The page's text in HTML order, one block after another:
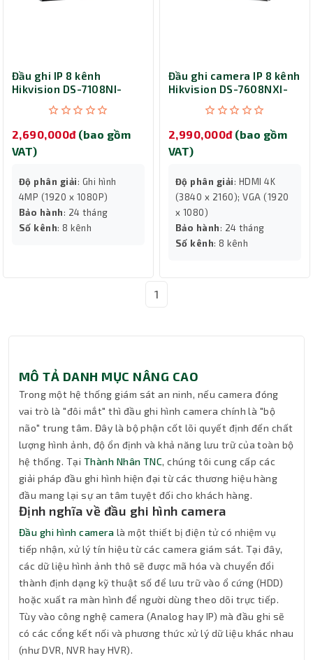
Đầu ghi IP 8 kênh
Hikvision DS-7108NI-
2,690,000đ (bao gồm
VAT)
Độ phân giải: Ghi hình
4MP (1920 x 1080P)
Bảo hành: 24 tháng
Số kênh: 8 kênh
Đầu ghi camera IP 8 kênh
Hikvision DS-7608NXI-
2,990,000đ (bao gồm
VAT)
Độ phân giải: HDMI 4K
(3840 x 2160); VGA (1920
x 1080)
Bảo hành: 24 tháng
Số kênh: 8 kênh
1
MÔ TẢ DANH MỤC NÂNG CAO
Trong một hệ thống giám sát an ninh, nếu camera đóng
vai trò là "đôi mắt" thì đầu ghi hình camera chính là "bộ
não" trung tâm. Đây là bộ phận cốt lõi quyết định đến chất
lượng hình ảnh, độ ổn định và khả năng lưu trữ của toàn bộ
hệ thống. Tại Thành Nhân TNC, chúng tôi cung cấp các
giải pháp đầu ghi hình hiện đại từ các thương hiệu hàng
đầu mang lại sự an tâm tuyệt đối cho khách hàng.
Định nghĩa về đầu ghi hình camera
Đầu ghi hình camera là một thiết bị điện tử có nhiệm vụ
tiếp nhận, xử lý tín hiệu từ các camera giám sát. Tại đây,
các dữ liệu hình ảnh thô sẽ được mã hóa và chuyển đổi
thành định dạng kỹ thuật số để lưu trữ vào ổ cứng (HDD)
hoặc xuất ra màn hình để người dùng theo dõi trực tiếp.
Tùy vào công nghệ camera (Analog hay IP) mà đầu ghi sẽ
có các cổng kết nối và phương thức xử lý dữ liệu khác nhau
(như DVR, NVR hay HVR).